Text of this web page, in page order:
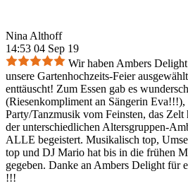
Nina Althoff
14:53 04 Sep 19
Wir haben Ambers
unsere Gartenhochzeits-Feier
enttäuscht! Zum Essen gab es
(Riesenkompliment an Sängerin Eva!!!),
Party/Tanzmusik vom Feinsten, das Zelt
der unterschiedlichen Altersgruppen-
ALLE begeistert. Musikalisch top,
top und DJ Mario hat bis in die frühen
gegeben. Danke an Ambers Delight für
!!!